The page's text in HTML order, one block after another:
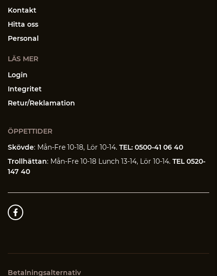
Kontakt
Hitta oss
Personal
LÄS MER
Login
Integritet
Retur/Reklamation
ÖPPETTIDER
Skövde: Mån-Fre 10-18, Lör 10-14. TEL: 0500-41 06 40
Trollhättan: Mån-Fre 10-18 Lunch 13-14, Lör 10-14. TEL 0520-
147 40
Betalningsalternativ